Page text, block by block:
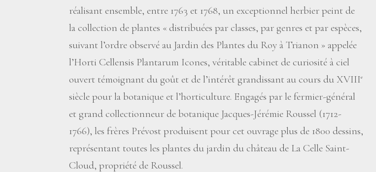
réalisant ensemble, entre 1763 et 1768, un exceptionnel herbier peint de
la collection de plantes « distribuées par classes, par genres et par espèces,
suivant l’ordre observé au Jardin des Plantes du Roy à Trianon » appelée
l’Horti Cellensis Plantarum Icones, véritable cabinet de curiosité à ciel
ouvert témoignant du goût et de l’intérêt grandissant au cours du XVIIIe
siècle pour la botanique et l’horticulture. Engagés par le fermier-général
et grand collectionneur de botanique Jacques-Jérémie Roussel (1712-
1766), les frères Prévost produisent pour cet ouvrage plus de 1800 dessins,
représentant toutes les plantes du jardin du château de La Celle Saint-
Cloud, propriété de Roussel.